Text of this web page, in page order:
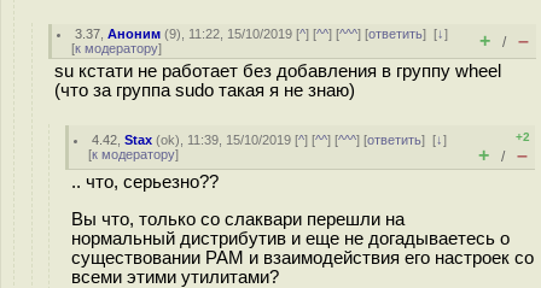
3.37 ,Аноним (9), 11:22, 15/10/2019 [^] [^^] [^^^] [ответить][↓]
[к модератору] + / –
su кстати не работает без добавления в группу wheel
(что за группа sudo такая я не знаю)
4.42 ,Stax (ok), 11:39, 15/10/2019 [^] [^^] [^^^] [ответить][↓]
[к модератору]
+2
+ / –
.. что, серьезно??
Вы что, только со слаквари перешли на
нормальный дистрибутив и еще не догадываетесь о
существовании PAM и взаимодействия его настроек со
всеми этими утилитами?